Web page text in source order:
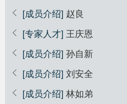
[成员介绍] 赵良
[专家人才] 王庆恩
[成员介绍] 孙自新
[成员介绍] 刘安全
[成员介绍] 林如弟